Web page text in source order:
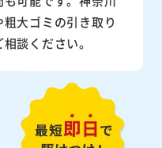
大ゴミの引き取り
談ください。